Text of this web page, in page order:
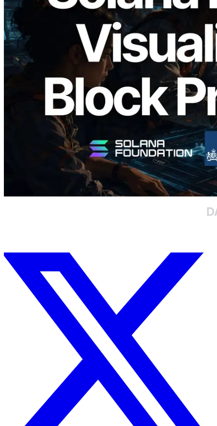
2026.05.24
Validators Solutions lança Solana Block
Analyzer — Visualizando o tempo de
produção de bloco por slot e o validador
responsável